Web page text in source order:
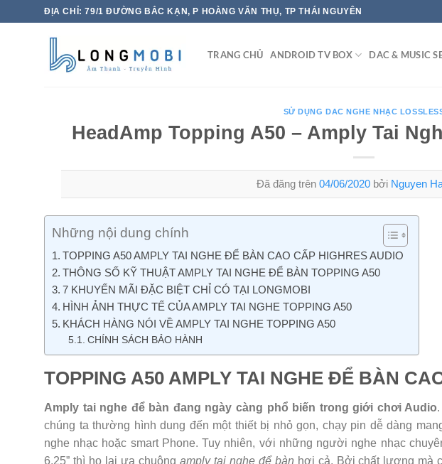
đến
ĐỊA CHỈ: 79/1 ĐƯỜNG BẮC KẠN, P HOÀNG VĂN THỤ, TP THÁI NGUYÊN
TRANG CHỦ ANDROID TV BOX DAC & MUSIC
SỬ DỤNG DAC NGHE NHẠC
HeadAmp Topping A50 – Amply Tai
Đã đăng trên 04/06/2020 bởi Nguyen
Những nội dung chính
TOPPING A50 AMPLY TAI NGHE ĐỂ BÀN CAO CẤP HIGHRES AUDIO
THÔNG SỐ KỸ THUẬT AMPLY TAI NGHE ĐỂ BÀN TOPPING A50
7 KHUYẾN MÃI ĐẶC BIỆT CHỈ CÓ TẠI LONGMOBI
HÌNH ẢNH THỰC TẾ CỦA AMPLY TAI NGHE TOPPING A50
KHÁCH HÀNG NÓI VỀ AMPLY TAI NGHE TOPPING A50
CHÍNH SÁCH BẢO HÀNH
TOPPING A50 AMPLY TAI NGHE ĐỂ BÀN
Amply tai nghe để bàn đang ngày càng phổ biến trong giới chơi Audio
chúng ta thường hình dung đến một thiết bị nhỏ gọn, chạy pin dễ dàng
nghe nhạc hoặc smart Phone. Tuy nhiên, với những người nghe nhạc
6.25” thì họ lại ưa chuộng amply tai nghe để bàn hơi cả. Bởi chất lượng mà